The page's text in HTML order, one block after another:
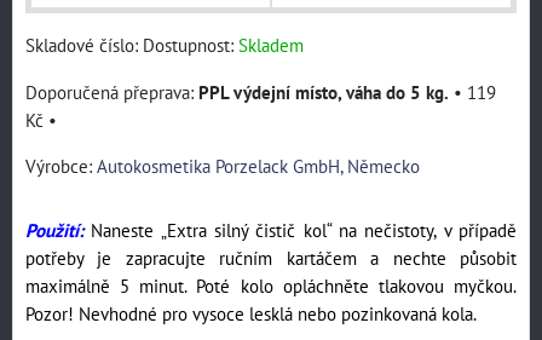
Skladové číslo: Dostupnost: Skladem
PPL výdejní místo, váha do 5 kg. • 119
Kč •
Výrobce: Autokosmetika Porzelack GmbH, Německo
Použití:Naneste „Extra silný čistič kol“ na nečistoty, v případě
potřeby je zapracujte ručním kartáčem a nechte působit
maximálně 5 minut. Poté kolo opláchněte tlakovou myčkou.
Pozor! Nevhodné pro vysoce lesklá nebo pozinkovaná kola.